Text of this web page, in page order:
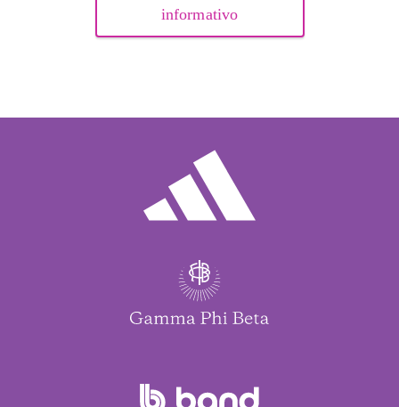
informativo